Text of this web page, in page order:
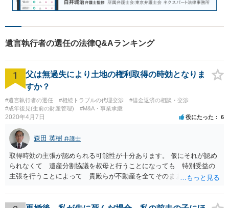
遺言執行者の選任の法律Q&Aランキング
1
父は無過失により土地の権利取得の時効となりま
すか？
#遺言執行者の選任 #相続トラブルの代理交渉
#借金返済の相談・交渉
#成年後見(生前の財産管理)
#M&A・事業承継
2020年4月7日 役にたった 6
森田 英樹 弁護士
取得時効の主張が認められる可能性が十分あります。 仮にそれが認め
られなくて 遺産分割協議を叔母と行うことになっても 特別受益の
主張を行うことによって 貴殿らが不動産を全てそのまま取得できる